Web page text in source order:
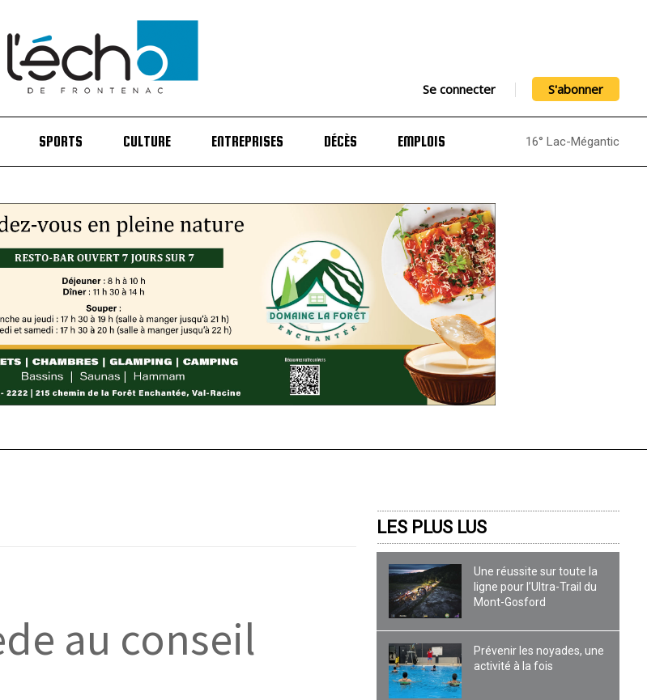
Se connecter S'abonner
SPORTS CULTURE ENTREPRISES DÉCÈS EMPLOIS 16° Lac-Mégantic
au conseil
LES PLUS LUS
Une réussite sur toute la
ligne pour l’Ultra-Trail du
Mont-Gosford
Prévenir les noyades, une
activité à la fois